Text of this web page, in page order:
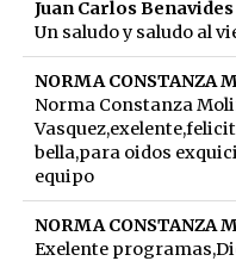
Juan Carlos Benavides
Un saludo y saludo al
NORMA CONSTANZA
Norma Constanza
bella,para oidos
equipo
NORMA CONSTANZA
Exelente